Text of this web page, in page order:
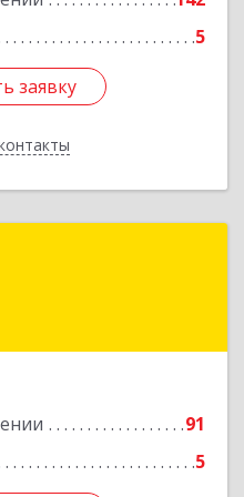
5
заявку
заявку
91
5
г, корпус 1504,